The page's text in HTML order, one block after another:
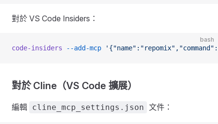
對於 VS Code Insiders：
bash
code-insiders --add-mcp
對於 Cline（VS Code 擴展）
編輯 cline_mcp_settings.json 文件：